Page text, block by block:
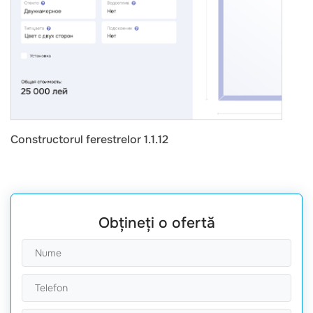
Constructorul ferestrelor 1.1.12
Obțineți o ofertă